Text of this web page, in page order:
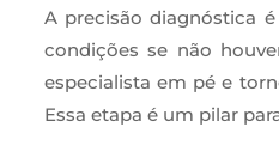
A precisão diagnóstica
condições se não
especialista em pé e
Essa etapa é um pilar